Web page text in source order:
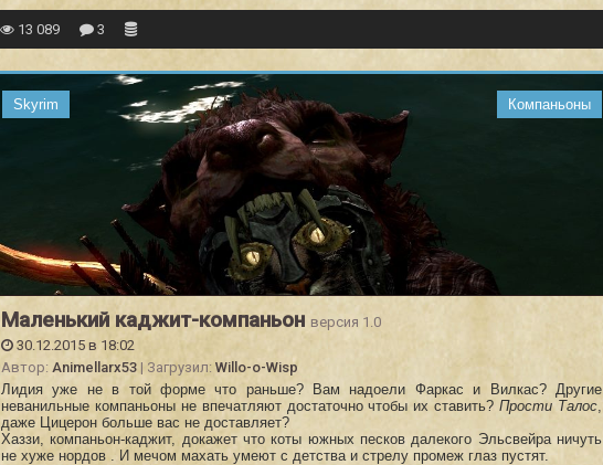
13 089 3
Skyrim Компаньоны
Маленький каджит-компаньон версия 1.0
30.12.2015 в 18:02
Автор: Animellarx53 | Загрузил: Willo-o-Wisp
Лидия уже не в той форме что раньше? Вам надоели Фаркас и Вилкас? Другие
неванильные компаньоны не впечатляют достаточно чтобы их ставить?Прости Талос,
даже Цицерон больше вас не доставляет?
Хаззи, компаньон-каджит, докажет что коты южных песков далекого Эльсвейра ничуть
не хуже нордов . И мечом махать умеют с детства и стрелу промеж глаз пустят.